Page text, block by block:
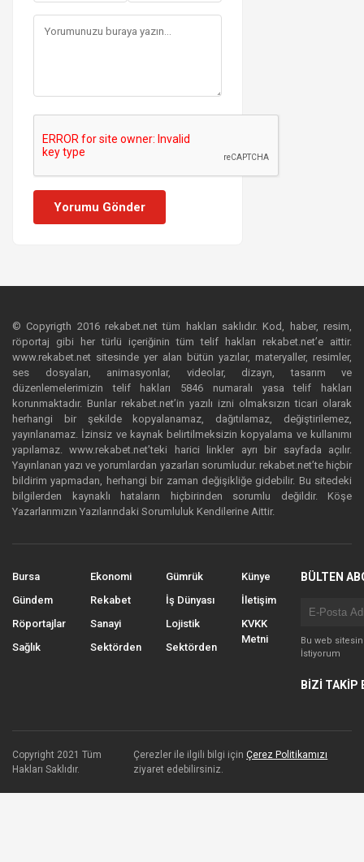
Yorumu Gönder
© Copyrigth 2016 rekabet.net tüm hakları saklıdır. Kod, haber, resim,
röportaj gibi her türlü içeriğinin tüm telif hakları rekabet.net’e aittir.
www.rekabet.net sitesinde yer alan bütün yazılar, materyaller, resimler,
ses dosyaları, animasyonlar, videolar, dizayn, tasarım ve
düzenlemelerimizin telif hakları 5846 numaralı yasa telif hakları
korunmaktadır. Bunlar rekabet.net’in yazılı izni olmaksızın ticari olarak
herhangi bir şekilde kopyalanamaz, dağıtılamaz, değiştirilemez,
yayınlanamaz. İzinsiz ve kaynak belirtilmeksizin kopyalama ve kullanımı
yapılamaz. www.rekabet.net’teki harici linkler ayrı bir sayfada açılır.
Yayınlanan yazı ve yorumlardan yazarları sorumludur. rekabet.net’te hiçbir
bildirim yapmadan, herhangi bir zaman değişikliğe gidebilir. Bu sitedeki
bilgilerden kaynaklı hataların hiçbirinden sorumlu değildir. Köşe
Yazarlarımızın Yazılarındaki Sorumluluk Kendilerine Aittir.
Bursa
Gündem
Röportajlar
Sağlık
Ekonomi
Rekabet
Sanayi
Sektörden
Gümrük
İş Dünyası
Lojistik
Sektörden
Künye
İletişim
KVKK
Metni
BÜLTEN
Bu web
İstiyorum
BİZİ TAKİP
Copyright 2021 Tüm
Hakları Saklıdır.
Çerezler ile ilgili bilgi içinÇerez Politikamızı
ziyaret edebilirsiniz.